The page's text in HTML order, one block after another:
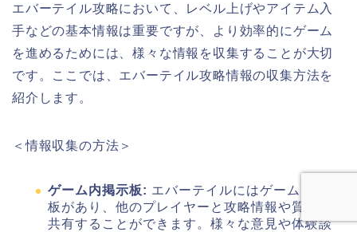
エバーテイル攻略において、レベル上げやアイテム入
手などの基本情報は重要ですが、より効率的にゲーム
を進めるためには、様々な情報を収集することが大切
です。ここでは、エバーテイル攻略情報の収集方法を
紹介します。
＜情報収集の方法＞
ゲーム内掲示板: エバーテイルにはゲーム内掲示
板があり、他のプレイヤーと攻略情報や質問を
共有することができます。様々な意見や体験談